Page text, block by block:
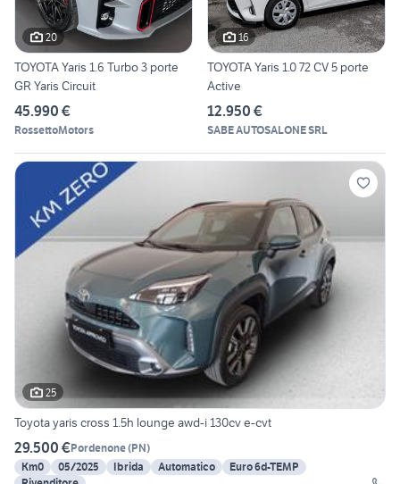
20
TOYOTA Yaris 1.6 Turbo 3 porte
GR Yaris Circuit
45.990 €
RossettoMotors
16
TOYOTA Yaris 1.0 72 CV 5 porte
Active
12.950 €
SABE AUTOSALONE SRL
25
Toyota yaris cross 1.5h lounge awd-i 130cv e-cvt
29.500 €Pordenone(PN)
Km0
05/2025 Ibrida Automatico
Euro 6d-TEMP